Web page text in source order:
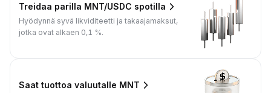
Treidaa parilla MNT/USDC spotilla
Hyödynnä syvä likviditeetti ja takaajamaksut,
jotka ovat alkaen 0,1 %.
Saat tuottoa valuutalle MNT